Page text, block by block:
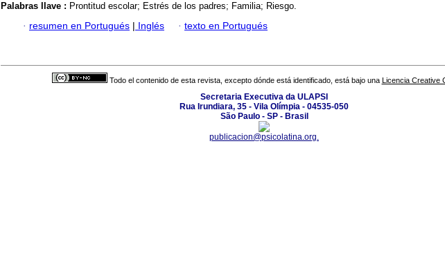
Palabras llave : Prontitud escolar; Estrés de los padres; Familia; Riesgo.
· resumen en Portugués | Inglés · texto en Portugués
Todo el contenido de esta revista, excepto dónde está identificado, está bajo una Licencia Creative
Secretaria Executiva da ULAPSI
Rua Irundiara, 35 - Vila Olímpia - 04535-050
São Paulo - SP - Brasil
publicacion@psicolatina.org.